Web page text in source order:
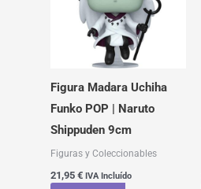
Figura Madara Uchiha
Funko POP | Naruto
Shippuden 9cm
Figuras y Coleccionables
21,95 € IVA Incluído